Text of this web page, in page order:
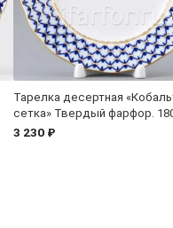
Тарелка десертная
сетка» Твердый фарфор.
3 230 ₽